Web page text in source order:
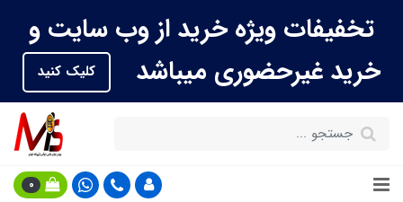
تخفیفات ویژه خرید از وب سایت و
خرید غیرحضوری میباشد
کلیک کنید
0